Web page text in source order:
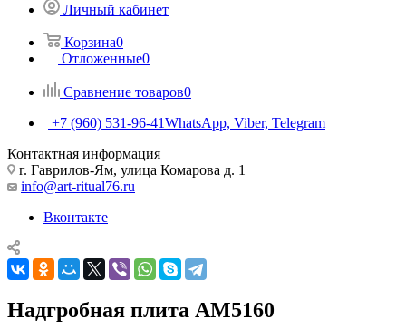
Личный кабинет
Корзина0
Отложенные0
Сравнение товаров0
+7 (960) 531-96-41WhatsApp, Viber, Telegram
Контактная информация
г. Гаврилов-Ям, улица Комарова д. 1
info@art-ritual76.ru
Вконтакте
Надгробная плита AM5160